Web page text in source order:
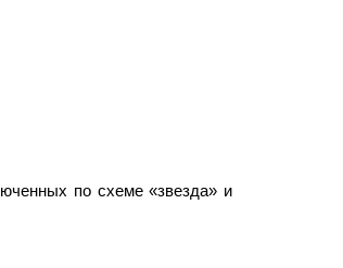
по схеме «звезда» и